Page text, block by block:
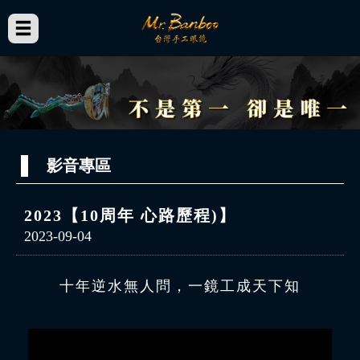
影音專區
2023【10周年 心路歷程)】
2023-09-04
十年逆水無人問，一鏡工成天下知